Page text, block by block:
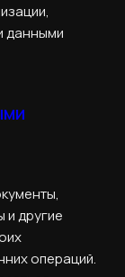
данными
другие
операций.